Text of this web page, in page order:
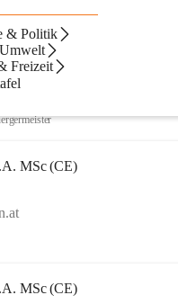
& Politik
Freizeit
Kontakte
MSc (CE)
MSc (CE)